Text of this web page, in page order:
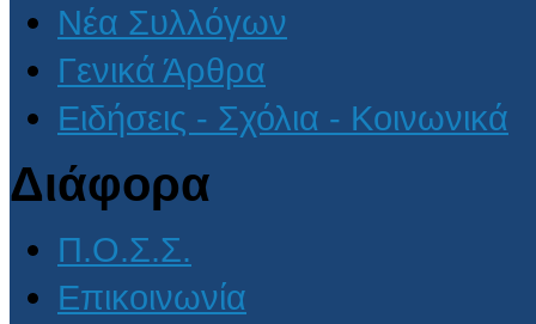
Νέα Συλλόγων
Γενικά Άρθρα
Ειδήσεις - Σχόλια - Κοινωνικά
Διάφορα
Π.Ο.Σ.Σ.
Επικοινωνία